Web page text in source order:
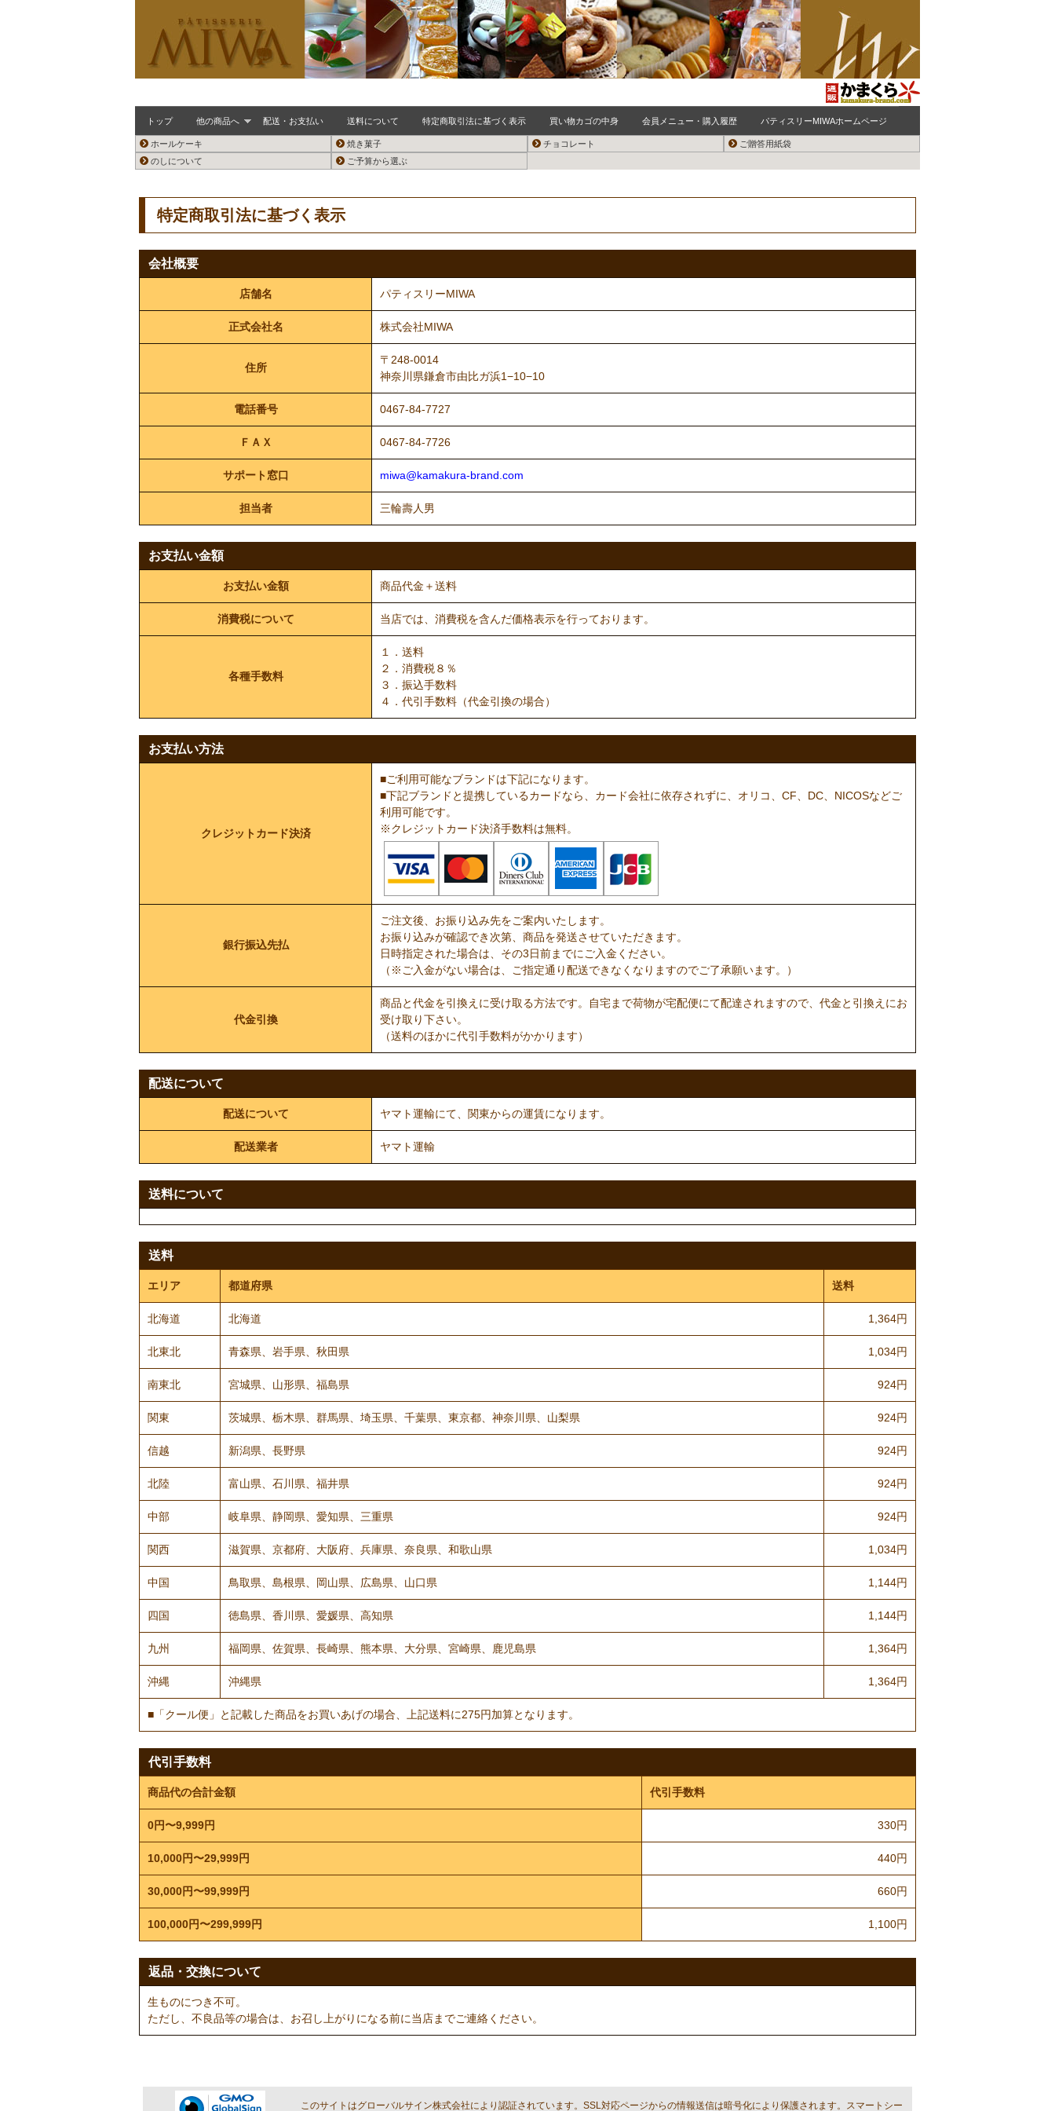
トップ 他の商品へ 配送・お支払い 送料について 特定商取引法に基づく表示 買い物カゴの中身 会員メニュー・購入履歴 パティスリーMIWAホームページ
ホールケーキ 焼き菓子 チョコレート
ご贈答用紙袋
のしについて
ご予算から選ぶ
特定商取引法に基づく表示
会社概要
店舗名 パティスリーMIWA
正式会社名 株式会社MIWA
住所
〒248-0014
神奈川県鎌倉市由比ガ浜1−10−10
電話番号 0467-84-7727
ＦＡＸ 0467-84-7726
サポート窓口 miwa@kamakura-brand.com
担当者 三輪壽人男
お支払い金額
お支払い金額 商品代金＋送料
消費税について 当店では、消費税を含んだ価格表示を行っております。
各種手数料
１．送料
２．消費税８％
３．振込手数料
４．代引手数料（代金引換の場合）
お支払い方法
クレジットカード決済
■ご利用可能なブランドは下記になります。
■下記ブランドと提携しているカードなら、カード会社に依存されずに、オリコ、CF、DC、NICOSなどご
利用可能です。
※クレジットカード決済手数料は無料。
銀行振込先払
ご注文後、お振り込み先をご案内いたします。
お振り込みが確認でき次第、商品を発送させていただきます。
日時指定された場合は、その3日前までにご入金ください。
（※ご入金がない場合は、ご指定通り配送できなくなりますのでご了承願います。）
代金引換
商品と代金を引換えに受け取る方法です。自宅まで荷物が宅配便にて配達されますので、代金と引換えにお
受け取り下さい。
（送料のほかに代引手数料がかかります）
配送について
配送について ヤマト運輸にて、関東からの運賃になります。
配送業者 ヤマト運輸
送料について
送料
エリア 都道府県 送料
北海道 北海道 1,364円
北東北 青森県、岩手県、秋田県 1,034円
南東北 宮城県、山形県、福島県 924円
関東 茨城県、栃木県、群馬県、埼玉県、千葉県、東京都、神奈川県、山梨県 924円
信越 新潟県、長野県 924円
北陸 富山県、石川県、福井県 924円
中部 岐阜県、静岡県、愛知県、三重県 924円
関西 滋賀県、京都府、大阪府、兵庫県、奈良県、和歌山県 1,034円
中国 鳥取県、島根県、岡山県、広島県、山口県 1,144円
四国 徳島県、香川県、愛媛県、高知県 1,144円
九州 福岡県、佐賀県、長崎県、熊本県、大分県、宮崎県、鹿児島県 1,364円
沖縄 沖縄県 1,364円
■「クール便」と記載した商品をお買いあげの場合、上記送料に275円加算となります。
代引手数料
商品代の合計金額 代引手数料
0円〜9,999円 330円
10,000円〜29,999円 440円
30,000円〜99,999円 660円
100,000円〜299,999円 1,100円
返品・交換について
生ものにつき不可。
ただし、不良品等の場合は、お召し上がりになる前に当店までご連絡ください。
このサイトはグローバルサイン株式会社により認証されています。SSL対応ページからの情報送信は暗号化により保護されます。スマートシー